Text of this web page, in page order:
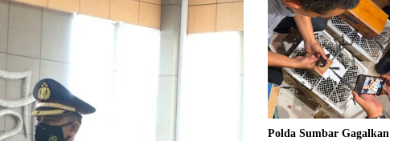
Polda Sumbar Gagalkan